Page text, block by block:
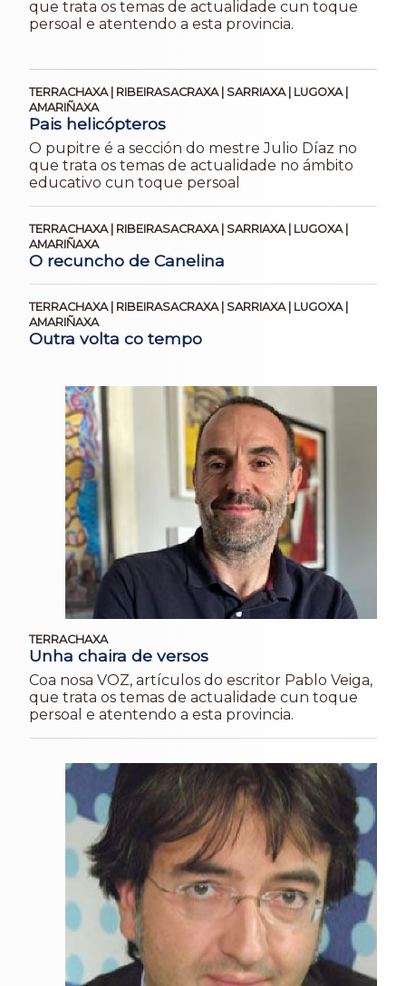
que trata os temas de actualidade cun toque
persoal e atentendo a esta provincia.
TERRACHAXA | RIBEIRASACRAXA | SARRIAXA | LUGOXA |
AMARIÑAXA
Pais helicópteros
O pupitre é a sección do mestre Julio Díaz no
que trata os temas de actualidade no ámbito
educativo cun toque persoal
TERRACHAXA | RIBEIRASACRAXA | SARRIAXA | LUGOXA |
AMARIÑAXA
O recuncho de Canelina
TERRACHAXA | RIBEIRASACRAXA | SARRIAXA | LUGOXA |
AMARIÑAXA
Outra volta co tempo
TERRACHAXA
Unha chaira de versos
Coa nosa VOZ, artículos do escritor Pablo Veiga,
que trata os temas de actualidade cun toque
persoal e atentendo a esta provincia.